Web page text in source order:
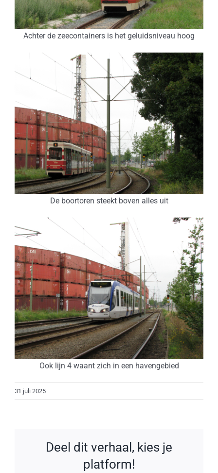
Achter de zeecontainers is het geluidsniveau hoog
De boortoren steekt boven alles uit
Ook lijn 4 waant zich in een havengebied
31 juli 2025
Deel dit verhaal, kies je
platform!